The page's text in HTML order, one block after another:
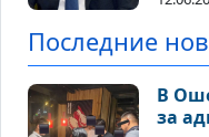
Последние
В
за